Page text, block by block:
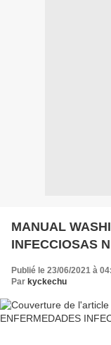
MANUAL
INFECCIOSAS
Publié le 23/06/2021 à
Par kyckechu